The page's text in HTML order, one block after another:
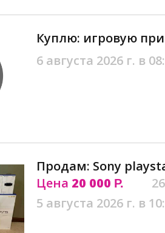
Куплю: игровую
6 августа 2026 г. в
Продам: Sony
Цена 20 000 Р.
5 августа 2026 г. в